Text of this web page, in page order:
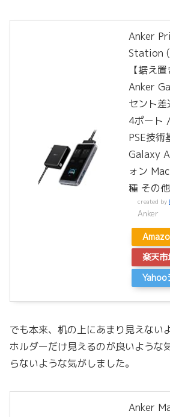
Anker
Station
【据え
Anker
セント
4ポート
PSE技
Galaxy
ォン
種 その
created by
Anker
楽天市
Yahoo
でも本来、机の上にあまり見えない
ホルダーだけ見えるのが良いような
らないような気がしました。
Anker